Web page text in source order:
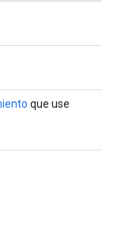
que use